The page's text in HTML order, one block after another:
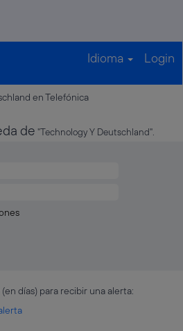
Idioma Login
en Telefónica(página
de "Technology Y Deutschland".
días) para recibir una alerta: